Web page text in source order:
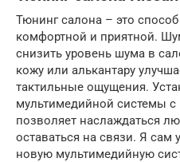
Тюнинг салона – это
комфортной и приятной.
снизить уровень шума в
кожу или алькантару
тактильные ощущения.
мультимедийной системы с
позволяет наслаждаться
оставаться на связи. Я сам
новую мультимедийную